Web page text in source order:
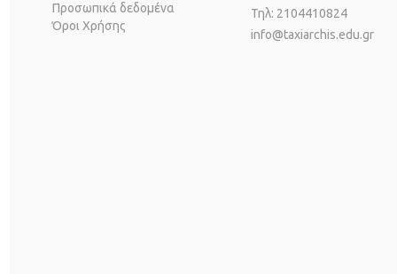
Προσωπικά δεδομένα
Όροι Χρήσης
Τηλ: 2104410824
info@taxiarchis.edu.gr